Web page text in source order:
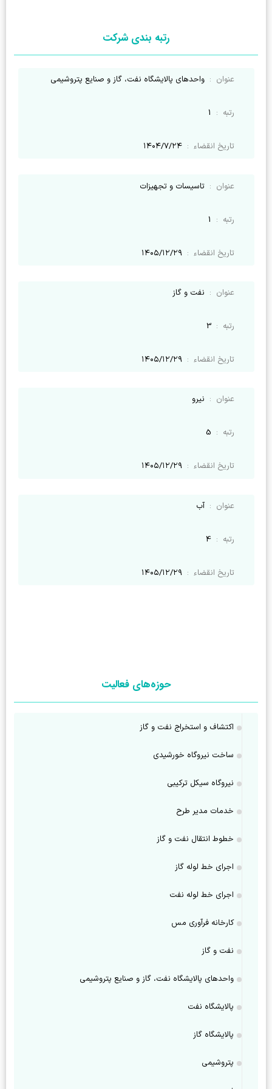
رتبه بندی شرکت
عنوان : واحدهای پالایشگاه نفت، گاز و صنایع پتروشیمی
رتبه :
1
تاریخ انقضاء : ۱۴۰۴/۷/۲۴
عنوان : تاسیسات و تجهیزات
رتبه :
1
تاریخ انقضاء : ۱۴۰۵/۱۲/۲۹
عنوان : نفت و گاز
رتبه :
3
تاریخ انقضاء : ۱۴۰۵/۱۲/۲۹
عنوان : نیرو
رتبه :
5
تاریخ انقضاء : ۱۴۰۵/۱۲/۲۹
عنوان : آب
رتبه :
4
تاریخ انقضاء : ۱۴۰۵/۱۲/۲۹
حوزه‌های فعالیت
اکتشاف و استخراج نفت و گاز
ساخت نیروگاه خورشیدی
نیروگاه سیکل ترکیبی
خدمات مدیر طرح
خطوط انتقال نفت و گاز
اجرای خط لوله گاز
اجرای خط لوله نفت
کارخانه فرآوری مس
نفت و گاز
واحدهای پالایشگاه نفت، گاز و صنایع پتروشیمی
پالایشگاه نفت
پالایشگاه گاز
پتروشیمی